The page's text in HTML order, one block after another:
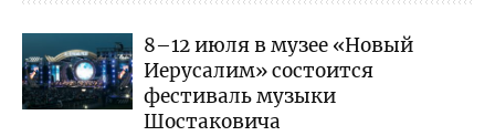
8–12 июля в музее «Новый
Иерусалим» состоится
фестиваль музыки
Шостаковича